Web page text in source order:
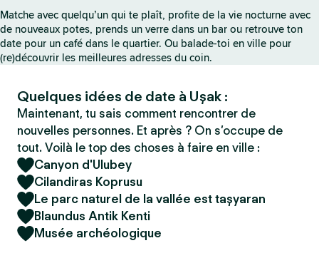
Matche avec quelqu’un qui te plaît, profite de la vie nocturne avec
de nouveaux potes, prends un verre dans un bar ou retrouve ton
date pour un café dans le quartier. Ou balade-toi en ville pour
(re)découvrir les meilleures adresses du coin.
Quelques idées de date à Uşak :
Maintenant, tu sais comment rencontrer de
nouvelles personnes. Et après ? On s’occupe de
tout. Voilà le top des choses à faire en ville :
Canyon d'Ulubey
Cilandiras Koprusu
Le parc naturel de la vallée est taşyaran
Blaundus Antik Kenti
Musée archéologique